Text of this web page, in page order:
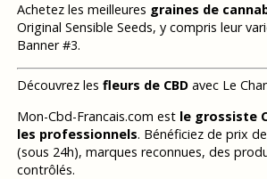
Achetez les meilleures graines de
Original Sensible Seeds, y compris leur
Banner #3.
Découvrez les fleurs de CBDavec Le
Mon-Cbd-Francais.com est le grossiste
les professionnels. Bénéficiez de prix
(sous 24h), marques reconnues, des
contrôlés.